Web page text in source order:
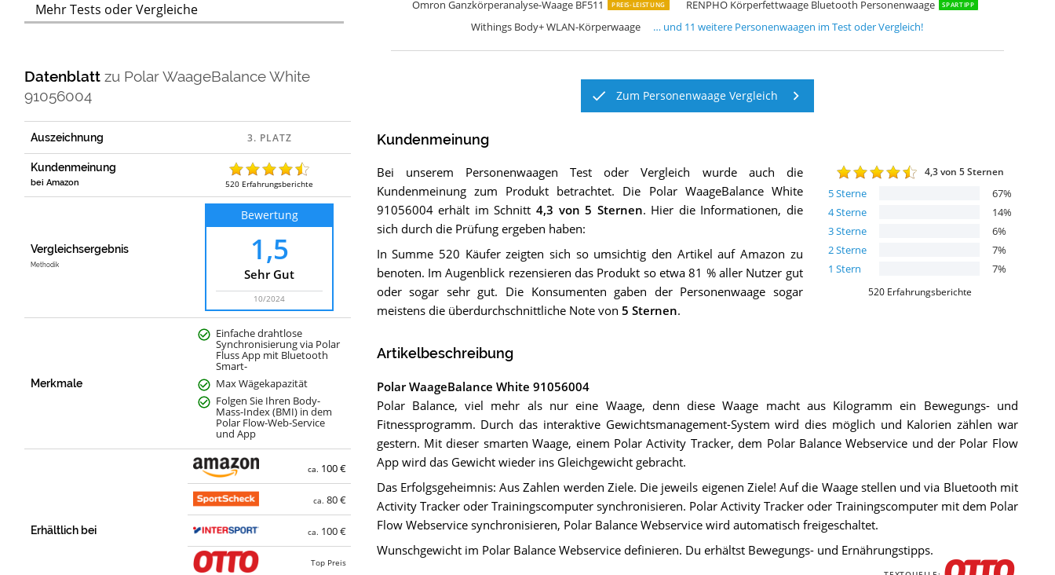
Mehr Tests oder Vergleiche
Datenblattzu Polar WaageBalance White
91056004
Auszeichnung
Kundenmeinung
bei Amazon 520 Erfahrungsberichte
Vergleichsergebnis
Methodik
Bewertung
1,5
Sehr Gut
10/2024
Merkmale
Einfache drahtlose
Synchronisierung via Polar
Fluss App mit Bluetooth
Smart-
Max Wägekapazität
Folgen Sie Ihren Body-
Mass-Index (BMI) in dem
Polar Flow-Web-Service
und App
Erhältlich bei
ca. 100 €
ca.80 €
ca. 100 €
Top Preis
Omron Ganzkörperanalyse-Waage BF511
PREIS-LEISTUNG RENPHO Körperfettwaage Bluetooth Personenwaage SPARTIPP
Withings Body+ WLAN-Körperwaage … und 11 weitere Personenwaagen im Test oder Vergleich!
Zum Personenwaage Vergleich
Kundenmeinung
4,3von 5 Sternen
5Sterne 67%
4Sterne 14%
3Sterne 6%
2Sterne 7%
1 Stern 7%
520 Erfahrungsberichte
Bei unserem Personenwaagen Test oder Vergleich wurde auch die
Kundenmeinung zum Produkt betrachtet. Die Polar WaageBalance White
91056004erhält im Schnitt 4,3 von 5 Sternen. Hier die Informationen, die
sich durch die Prüfung ergeben haben:
In Summe 520 Käufer zeigten sich so umsichtig den Artikel auf Amazon zu
benoten. Im Augenblick rezensieren das Produkt so etwa 81 % aller Nutzer gut
oder sogar sehr gut. Die Konsumenten gaben der Personenwaage sogar
meistens die überdurchschnittliche Note von 5 Sternen.
Artikelbeschreibung
Polar WaageBalance White 91056004
Polar Balance, viel mehr als nur eine Waage, denn diese Waage macht aus Kilogramm ein Bewegungs- und
Fitnessprogramm. Durch das interaktive Gewichtsmanagement-System wird dies möglich und Kalorien zählen war
gestern. Mit dieser smarten Waage, einem Polar Activity Tracker, dem Polar Balance Webservice und der Polar Flow
App wird das Gewicht wieder ins Gleichgewicht gebracht.
Das Erfolgsgeheimnis: Aus Zahlen werden Ziele. Die jeweils eigenen Ziele! Auf die Waage stellen und via Bluetooth mit
Activity Tracker oder Trainingscomputer synchronisieren. Polar Activity Tracker oder Trainingscomputer mit dem Polar
Flow Webservice synchronisieren, Polar Balance Webservice wird automatisch freigeschaltet.
Wunschgewicht im Polar Balance Webservice definieren. Du erhältst Bewegungs- und Ernährungstipps.